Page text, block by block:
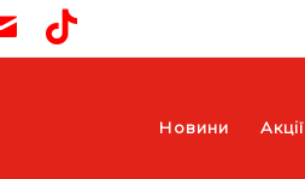
Новини Акції